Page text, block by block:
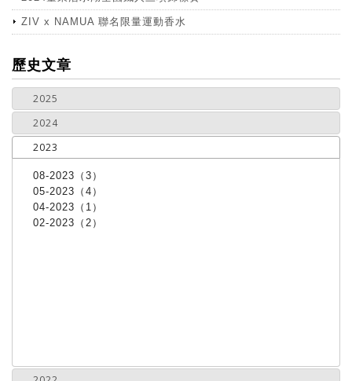
ZIV x NAMUA 聯名限量運動香水
more
歷史文章
2025
2024
2023
08-2023（3）
05-2023（4）
04-2023（1）
02-2023（2）